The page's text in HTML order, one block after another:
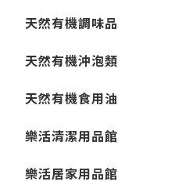
天然有機調味品
天然有機沖泡類
天然有機食用油
樂活清潔用品館
樂活居家用品館